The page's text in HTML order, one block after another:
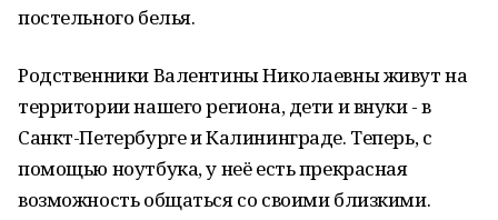
постельного белья.
Родственники Валентины Николаевны живут на
территории нашего региона, дети и внуки - в
Санкт-Петербурге и Калининграде. Теперь, с
помощью ноутбука, у неё есть прекрасная
возможность общаться со своими близкими.